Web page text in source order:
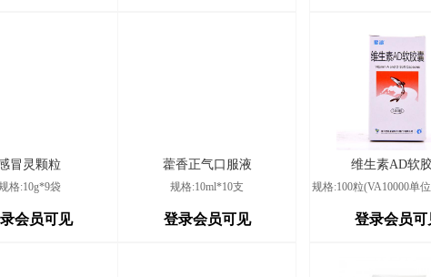
冒灵颗粒
格:10g*9袋
会员可见
藿香正气口服液
规格:10ml*10支
登录会员可见
维生素AD软
登录会员可